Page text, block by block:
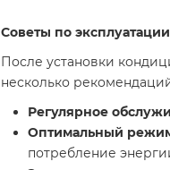
Советы по
После установки
несколько
Регулярное
Оптимальный
потребление